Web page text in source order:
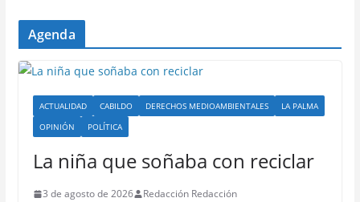
Agenda
ACTUALIDAD CABILDO DERECHOS MEDIOAMBIENTALES
LA PALMA
OPINIÓN
POLÍTICA
La niña que soñaba con reciclar
3 de agosto de 2026 Redacción Redacción